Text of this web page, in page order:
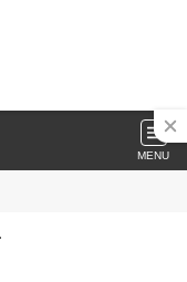
MENU